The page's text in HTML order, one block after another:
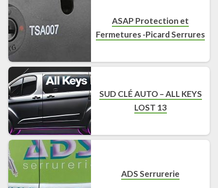
ASAP Protection et
Fermetures -Picard Serrures
SUD CLÉ AUTO – ALL KEYS
LOST 13
ADS Serrurerie